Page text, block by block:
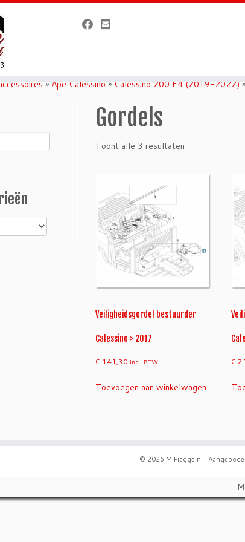
» Ape Calessino » Calessino 200 E4 (2019-2022) »
Gordels
Toont alle 3 resultaten
Veiligheidsgordel bestuurder
Calessino > 2017
€ 141,30 incl. BTW
Toevoegen aan winkelwagen
€
· © 2026 MiPiagge.nl ·